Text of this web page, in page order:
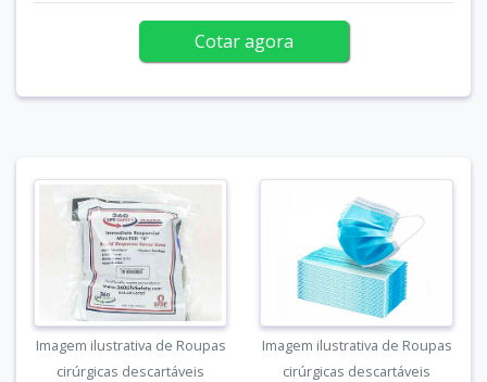
Cotar agora
Imagem ilustrativa de Roupas
cirúrgicas descartáveis
Imagem ilustrativa de Roupas
cirúrgicas descartáveis